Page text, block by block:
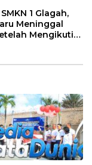
1 Glagah,
Meninggal
Mengikuti